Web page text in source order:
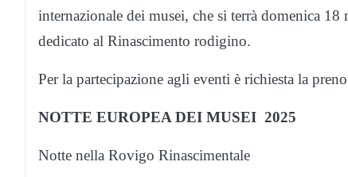
internazionale dei musei, che si terrà domenica
dedicato al Rinascimento rodigino.
Per la partecipazione agli eventi è richiesta la
NOTTE EUROPEA DEI MUSEI 2025
Notte nella Rovigo Rinascimentale